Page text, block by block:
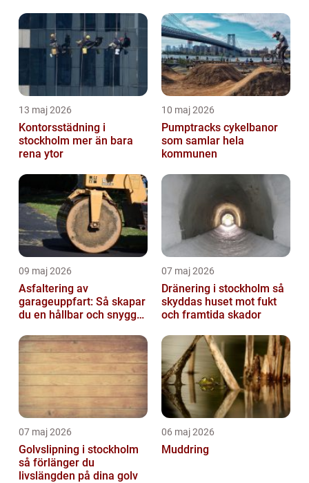
13 maj 2026
Kontorsstädning i
stockholm mer än bara
rena ytor
10 maj 2026
Pumptracks cykelbanor
som samlar hela
kommunen
09 maj 2026
Asfaltering av
garageuppfart: Så skapar
du en hållbar och snygg
07 maj 2026
Dränering i stockholm så
skyddas huset mot fukt
och framtida skador
07 maj 2026
Golvslipning i stockholm
så förlänger du
livslängden på dina golv
06 maj 2026
Muddring